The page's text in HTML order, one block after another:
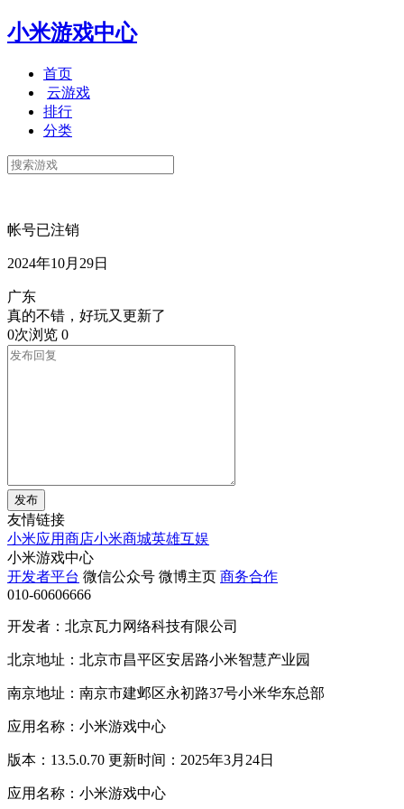
小米游戏中心
首页
云游戏
排行
分类
帐号已注销
2024年10月29日
广东
真的不错，好玩又更新了
0次浏览 0
发布
友情链接
小米应用商店小米商城英雄互娱
小米游戏中心
开发者平台 微信公众号 微博主页 商务合作
010-60606666
开发者：北京瓦力网络科技有限公司
北京地址：北京市昌平区安居路小米智慧产业园
南京地址：南京市建邺区永初路37号小米华东总部
应用名称：小米游戏中心
版本：13.5.0.70 更新时间：2025年3月24日
应用名称：小米游戏中心